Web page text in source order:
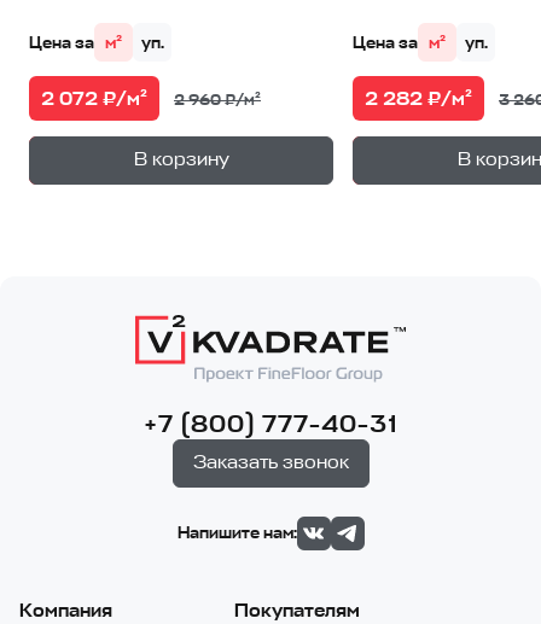
Цена за м² уп.
2 072 ₽/м² 2 960 ₽/м²
В корзину
1уп.
Цена за м² уп.
2 282 ₽/м² 3
В 1
+7 (800) 777-40-31
Заказать звонок
Напишите нам:
Компания Покупателям